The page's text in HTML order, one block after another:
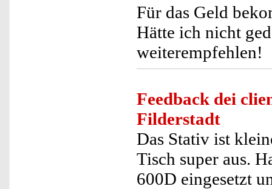
Für das Geld
Hätte ich nicht
weiterempfehlen!
Feedback dei
Filderstadt
Das Stativ ist
Tisch super aus.
600D eingesetzt